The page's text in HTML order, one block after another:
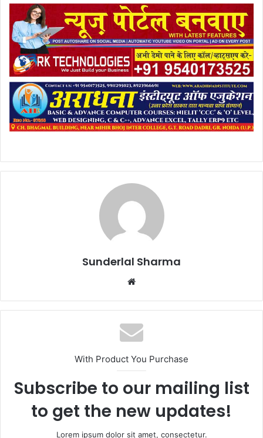
Sunderlal Sharma
Website
With Product You Purchase
Subscribe to our mailing list
to get the new updates!
Lorem ipsum dolor sit amet, consectetur.